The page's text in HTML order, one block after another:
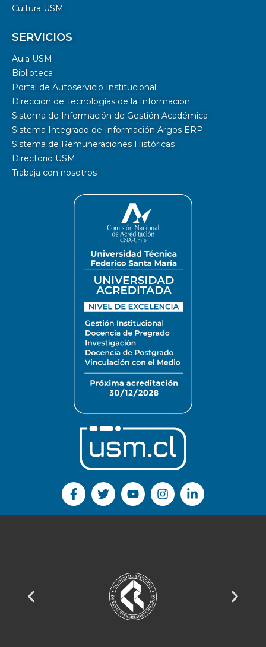
Cultura USM
SERVICIOS
Aula USM
Biblioteca
Portal de Autoservicio Institucional
Dirección de Tecnologías de la Información
Sistema de Información de Gestión Académica
Sistema Integrado de Información Argos ERP
Sistema de Remuneraciones Históricas
Directorio USM
Trabaja con nosotros